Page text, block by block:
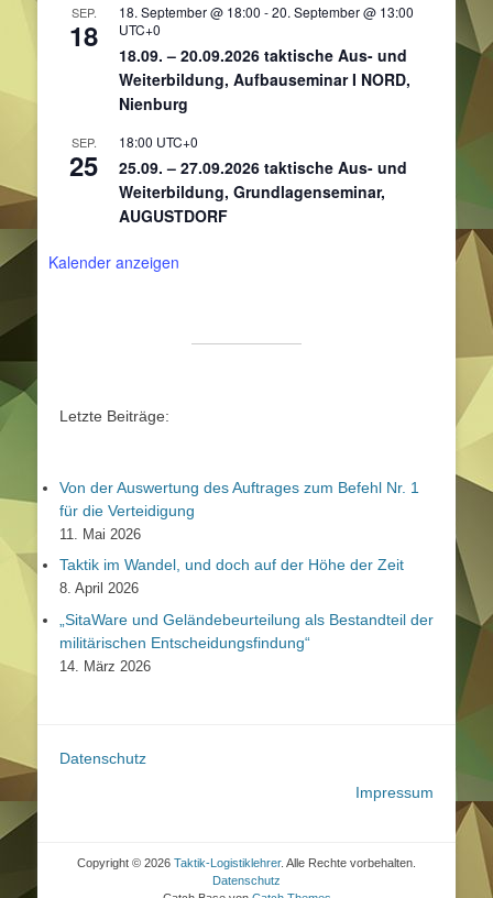
SEP.
18
18. September @ 18:00 -20. September @ 13:00
UTC+0
18.09. – 20.09.2026 taktische Aus- und
Weiterbildung, Aufbauseminar I NORD,
Nienburg
SEP.
25
18:00 UTC+0
25.09. – 27.09.2026 taktische Aus- und
Weiterbildung, Grundlagenseminar,
AUGUSTDORF
Kalender anzeigen
Letzte Beiträge:
Von der Auswertung des Auftrages zum Befehl Nr. 1
für die Verteidigung
11. Mai 2026
Taktik im Wandel, und doch auf der Höhe der Zeit
8. April 2026
„SitaWare und Geländebeurteilung als Bestandteil der
militärischen Entscheidungsfindung“
14. März 2026
Datenschutz
Impressum
Copyright © 2026 Taktik-Logistiklehrer. Alle Rechte vorbehalten.
Datenschutz